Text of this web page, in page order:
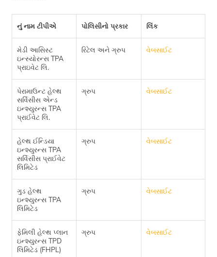
નું નામ ટીપીએ પોલિસીનો પ્રકાર લિંક
મેડી આસિસ્ટ
ઇન્સ્યોરન્સ TPA
પ્રાઇવેટ લિ.
રિટેલ અને ગ્રુપ વેબસાઈટ
પેરામાઉન્ટ હેલ્થ
સર્વિસીસ એન્ડ
ઇન્શ્યુરન્સ TPA
પ્રાઈવેટ લિ.
ગ્રુપ વેબસાઈટ
હેલ્થ ઈન્ડિયા
ઇન્શ્યુરન્સ TPA
સર્વિસીસ પ્રાઈવેટ
લિમિટેડ
ગ્રુપ વેબસાઈટ
ગુડ હેલ્થ
ઇન્શ્યુરન્સ TPA
લિમિટેડ
ગ્રુપ વેબસાઈટ
ફેમિલી હેલ્થ પ્લાન
ઇન્શ્યુરન્સ TPD
લિમિટેડ (FHPL)
ગ્રુપ વેબસાઈટ